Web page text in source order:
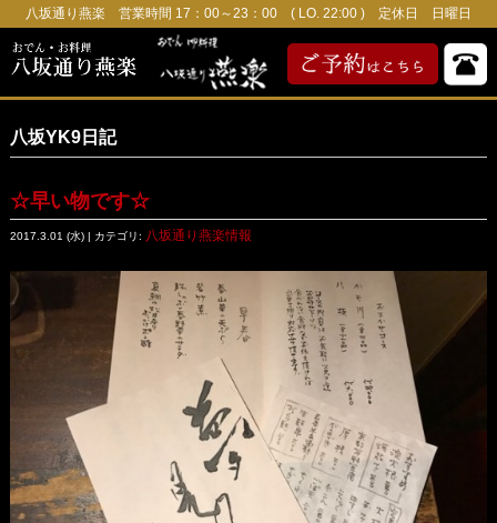
八坂通り燕楽 営業時間 17：00～23：00 ( LO. 22:00 ) 定休日 日曜日
八坂YK9日記
☆早い物です☆
2017.3.01 (水) | カテゴリ: 八坂通り燕楽情報